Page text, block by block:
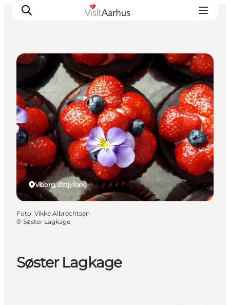
Oplevelser
Kalender
Byer og steder
Planlæg ferien
Transport
Søster Lagkage
Viborg, Østjylland
Cafeer
Foto: Vikke Albrechtsen
© Søster Lagkage